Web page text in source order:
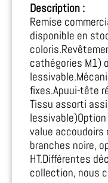
Description :
Remise
disponible en
cathégories M1)
fixes.Apuui-tête
Tissu assorti
value accoudoirs
branches noire,
HT.Différentes
collection, nous